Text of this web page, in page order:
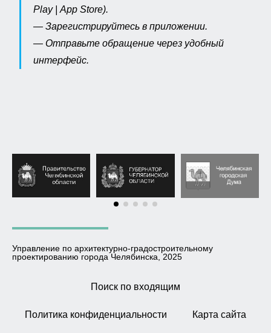
Play | App Store).
— Зарегистрируйтесь в приложении.
— Отправьте обращение через удобный
интерфейс.
Управление по архитектурно-градостроительному
проектированию города Челябинска, 2025
Поиск по входящим
Политика конфиденциальности Карта сайта